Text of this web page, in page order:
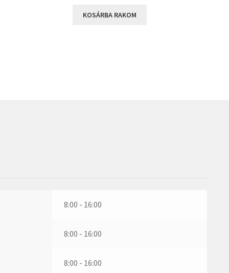
KOSÁRBA RAKOM
8:00 - 16:00
8:00 - 16:00
8:00 - 16:00